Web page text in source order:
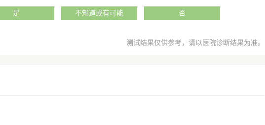
是 不知道或有可能 否
测试结果仅供参考，请以医院诊断结果为准。